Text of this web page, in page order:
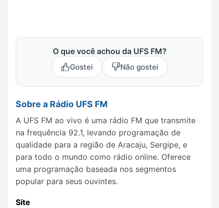
O que você achou da UFS FM?
Gostei Não gostei
Sobre a Rádio UFS FM
A UFS FM ao vivo é uma rádio FM que transmite
na frequência 92.1, levando programação de
qualidade para a região de Aracaju, Sergipe, e
para todo o mundo como rádio online. Oferece
uma programação baseada nos segmentos
popular para seus ouvintes.
Site